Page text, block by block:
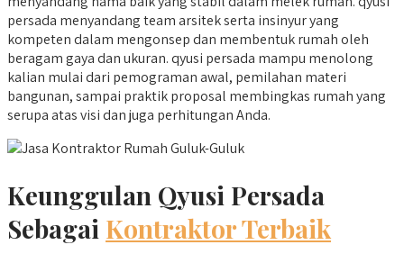
persada menyandang team arsitek serta insinyur yang
kompeten dalam mengonsep dan membentuk rumah oleh
beragam gaya dan ukuran. qyusi persada mampu menolong
kalian mulai dari pemograman awal, pemilahan materi
bangunan, sampai praktik proposal membingkas rumah yang
serupa atas visi dan juga perhitungan Anda.
Keunggulan Qyusi Persada
Sebagai Kontraktor Terbaik